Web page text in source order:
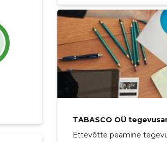
TABASCO OÜ
Ettevõtte peamine